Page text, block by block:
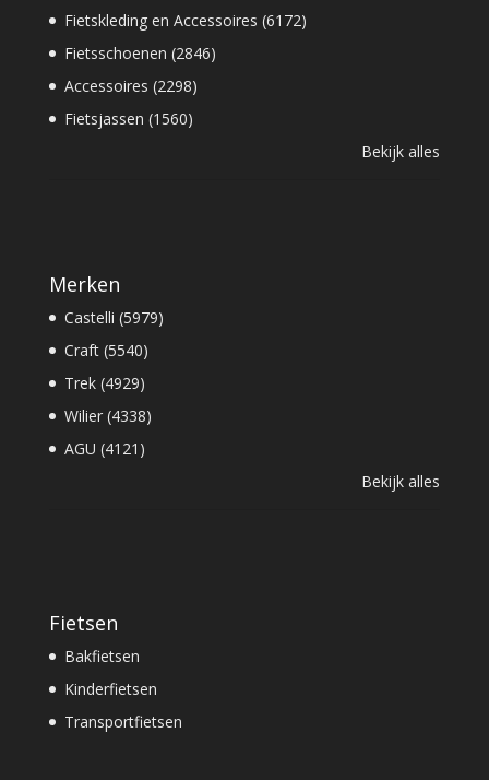
Fietskleding en Accessoires (6172)
Fietsschoenen (2846)
Accessoires (2298)
Fietsjassen (1560)
Bekijk alles
Merken
Castelli (5979)
Craft (5540)
Trek (4929)
Wilier (4338)
AGU (4121)
Bekijk alles
Fietsen
Bakfietsen
Kinderfietsen
Transportfietsen